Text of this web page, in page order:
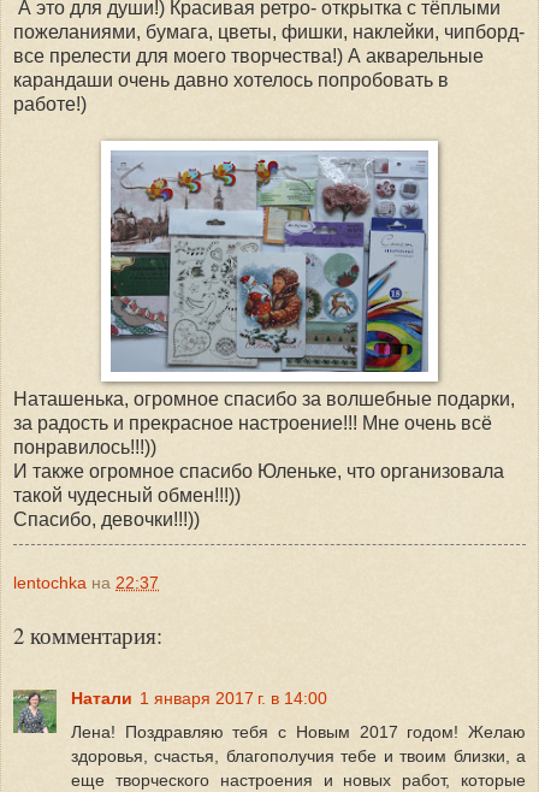
А это для души!) Красивая ретро- открытка с тёплыми
пожеланиями, бумага, цветы, фишки, наклейки, чипборд-
все прелести для моего творчества!) А акварельные
карандаши очень давно хотелось попробовать в
работе!)
Наташенька, огромное спасибо за волшебные подарки,
за радость и прекрасное настроение!!! Мне очень всё
понравилось!!!))
И также огромное спасибо Юленьке, что организовала
такой чудесный обмен!!!))
Спасибо, девочки!!!))
lentochka на 22:37
2 комментария:
Натали 1 января 2017 г. в 14:00
Лена! Поздравляю тебя с Новым 2017 годом! Желаю
здоровья, счастья, благополучия тебе и твоим близки, а
еще творческого настроения и новых работ, которые